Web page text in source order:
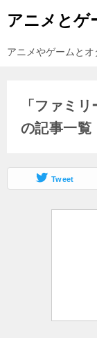
アニメとゲ
アニメやゲームと
「ファミ
の記事一覧
Tweet